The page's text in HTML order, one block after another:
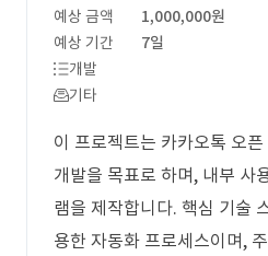
예상 금액
1,000,000원
예상 기간
7일
개발
기타
이 프로젝트는 카카오톡 오
개발을 목표로 하며, 내부 사
램을 제작합니다. 핵심 기술
용한 자동화 프로세스이며,